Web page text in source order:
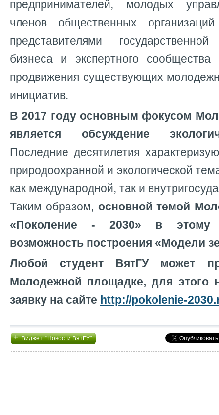
предпринимателей, молодых
членов общественных
представителями
бизнеса и экспертного
продвижения существующих
инициатив.
В 2017 году основным фокусом
является обсуждение
Последние десятилетия
природоохранной и экологической
как международной, так и
Таким образом, основной темой
«Поколение - 2030» в этому
возможность построения «Модели
Любой студент ВятГУ может
Молодежной площадке, для этого
заявку на сайте http://pokolenie-
+Виджет "Новости ВятГУ"